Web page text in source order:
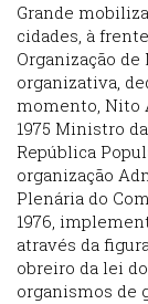
Grande
cidades, à
Organização
organizativa,
momento, Nito
1975 Ministro
República
organização
Plenária do
1976,
através da
obreiro da lei
organismos de